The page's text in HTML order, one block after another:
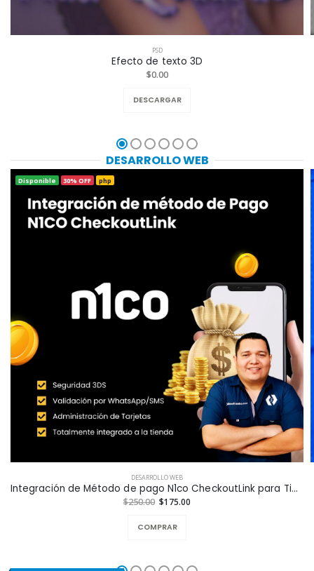
PSD
Efecto de texto 3D
$0.00
DESCARGAR
DESARROLLO WEB
Disponible 30% OFF php
DESARROLLO WEB
Integración de Método de pago N1co CheckoutLink para Tiendas en Línea a la Medida
$250.00 $175.00
COMPRAR